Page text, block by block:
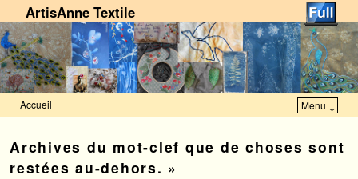
ArtisAnne Textile
Accueil Menu ↓
Archives du mot-clef que de choses sont
restées au-dehors. »